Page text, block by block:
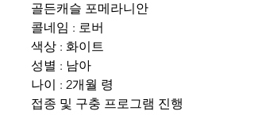
골든캐슬 포메라니안
콜네임 : 로버
색상 : 화이트
성별 : 남아
나이 : 2개월 령
접종 및 구충 프로그램 진행